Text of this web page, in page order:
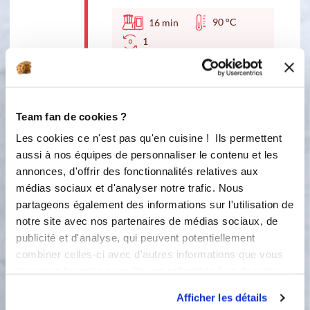
Team fan de cookies ?
Les cookies ce n'est pas qu'en cuisine ! Ils permettent
aussi à nos équipes de personnaliser le contenu et les
annonces, d'offrir des fonctionnalités relatives aux
médias sociaux et d'analyser notre trafic. Nous
partageons également des informations sur l'utilisation de
notre site avec nos partenaires de médias sociaux, de
publicité et d'analyse, qui peuvent potentiellement
combiner celles-ci avec d'autres informations que vous
Afficher les détails
16 min
90 °C
1
5
Étape 5 transvaser le caviar dans un
saladier et ajouter 2 cuillère a soupe
d'huile d'olive Déguster chaud ou
froid